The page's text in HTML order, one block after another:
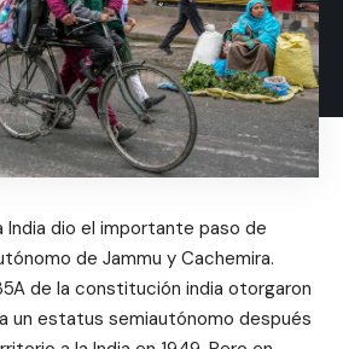
India dio el importante paso de
de Jammu y Cachemira.
de la constitución india otorgaron
un estatus semiautónomo después